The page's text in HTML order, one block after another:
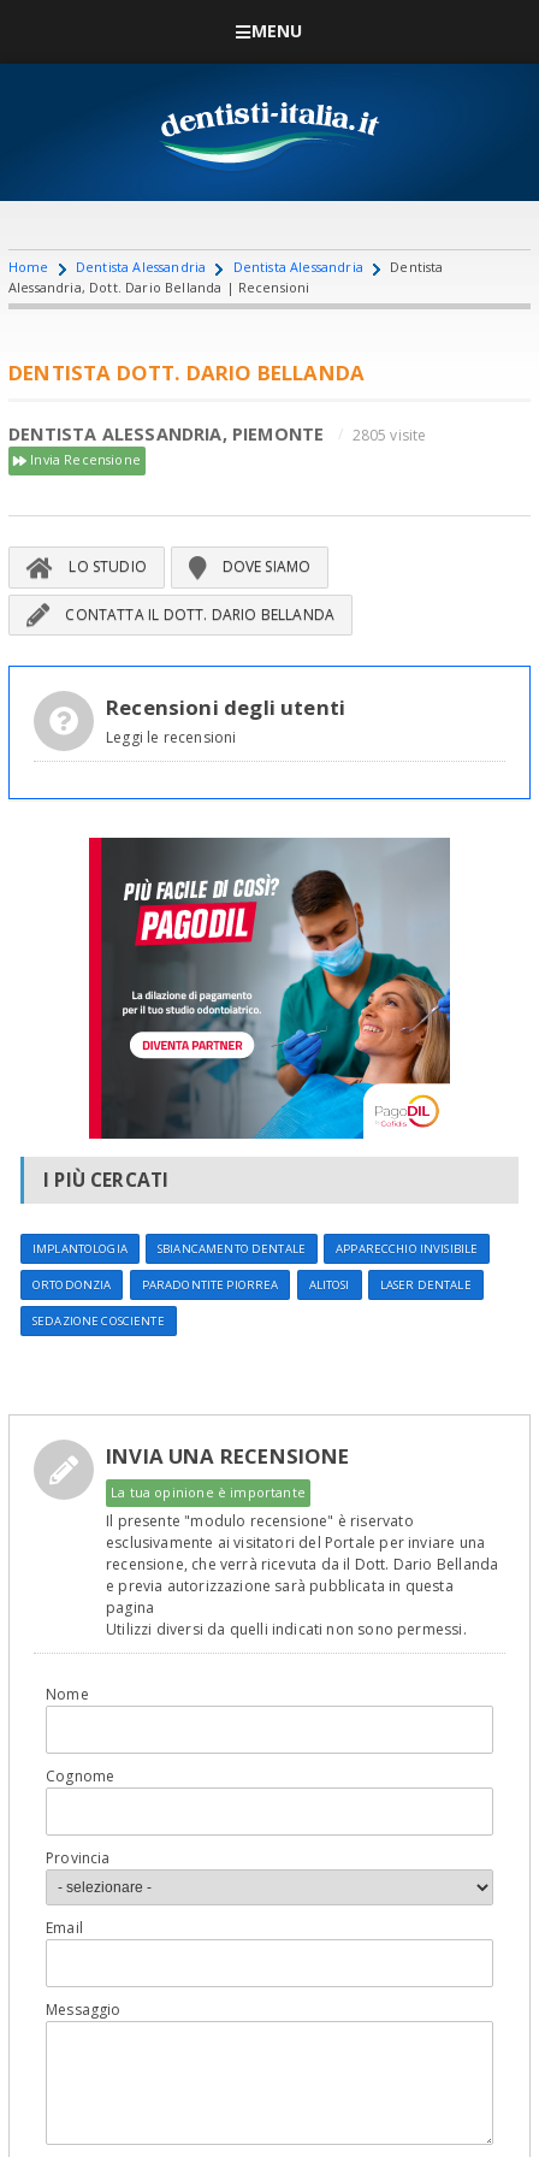
MENU
Home Dentista Alessandria Dentista Alessandria
Dentista
Alessandria, Dott. Dario Bellanda | Recensioni
DENTISTA DOTT. DARIO BELLANDA
DENTISTA ALESSANDRIA, PIEMONTE 2805 visite
Invia Recensione
LO STUDIO DOVE SIAMO
CONTATTA IL DOTT. DARIO BELLANDA
Recensioni degli utenti
Leggi le recensioni
I PIÙ CERCATI
IMPLANTOLOGIA SBIANCAMENTO DENTALE APPARECCHIO INVISIBILE
ORTODONZIA PARADONTITE PIORREA ALITOSI LASER DENTALE
SEDAZIONE COSCIENTE
INVIA UNA RECENSIONE
La tua opinione è importante
Il presente "modulo recensione" è riservato
esclusivamente ai visitatori del Portale per inviare una
recensione, che verrà ricevuta da il Dott. Dario Bellanda
e previa autorizzazione sarà pubblicata in questa
pagina
Utilizzi diversi da quelli indicati non sono permessi.
Nome
Cognome
Provincia
Email
Messaggio